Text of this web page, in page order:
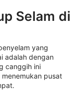
Selam di
yang
adalah dengan
canggih ini
pusat